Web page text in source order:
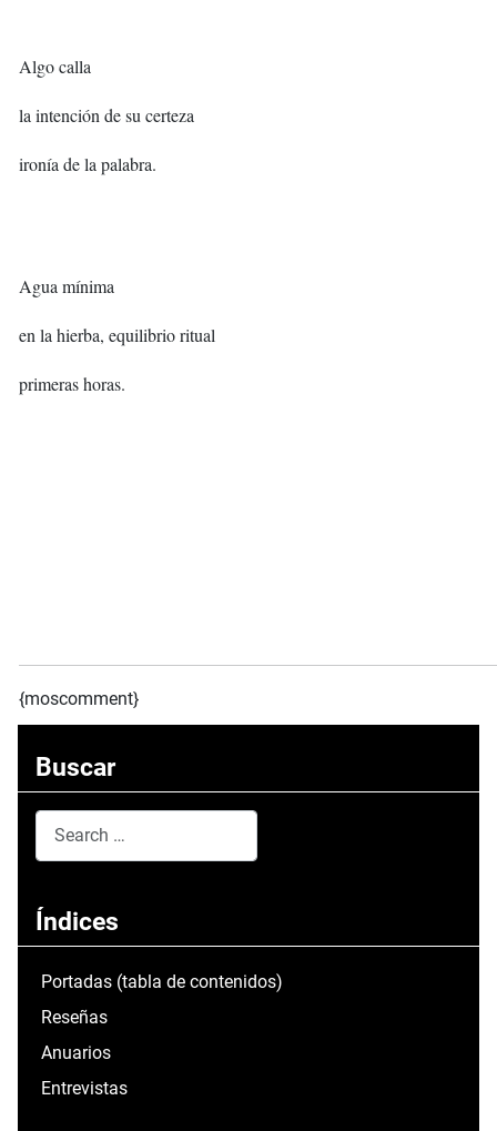
Algo calla
la intención de su certeza
ironía de la palabra.
Agua mínima
en la hierba, equilibrio ritual
primeras horas.
{moscomment}
Buscar
Índices
Portadas (tabla de contenidos)
Reseñas
Anuarios
Entrevistas